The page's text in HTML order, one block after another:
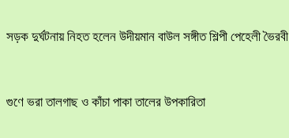
সড়ক দুর্ঘটনায় নিহত হলেন উদীয়মান বাউল সঙ্গীত শিল্পী পেহেলী ভৈরবী
গুণে ভরা তালগাছ ও কাঁচা পাকা তালের উপকারিতা